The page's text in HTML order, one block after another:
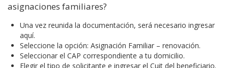
asignaciones familiares?
Una vez reunida la documentación, será necesario ingresar
aquí.
Seleccione la opción: Asignación Familiar – renovación.
Seleccionar el CAP correspondiente a tu domicilio.
Elegir el tipo de solicitante e ingresar el Cuit del beneficiario.